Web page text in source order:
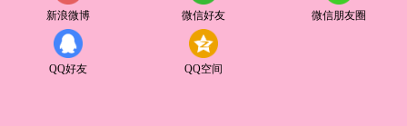
新浪微博 微信好友 微信朋友圈
QQ好友 QQ空间